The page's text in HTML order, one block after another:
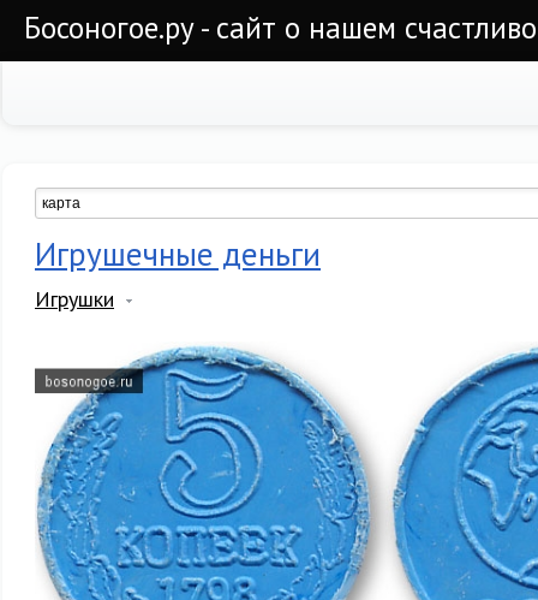
Босоногое.ру - сайт о нашем
Игрушечные деньги
Игрушки